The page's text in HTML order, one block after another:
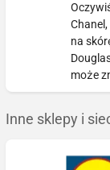
na
może
Inne sklepy i